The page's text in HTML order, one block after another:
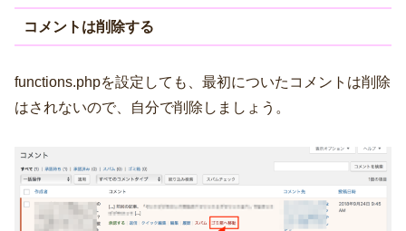
コメントは削除する
functions.phpを設定しても、最初についたコメントは削除
はされないので、自分で削除しましょう。